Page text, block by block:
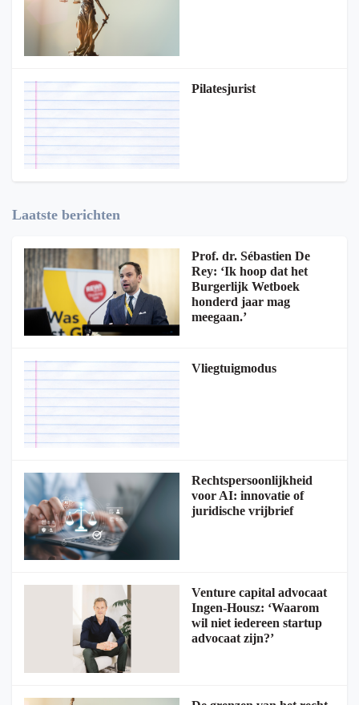
Pilatesjurist
Laatste berichten
Prof. dr. Sébastien De
Rey: ‘Ik hoop dat het
Burgerlijk Wetboek
honderd jaar mag
meegaan.’
Vliegtuigmodus
Rechtspersoonlijkheid
voor AI: innovatie of
juridische vrijbrief
Venture capital advocaat
Ingen-Housz: ‘Waarom
wil niet iedereen startup
advocaat zijn?’